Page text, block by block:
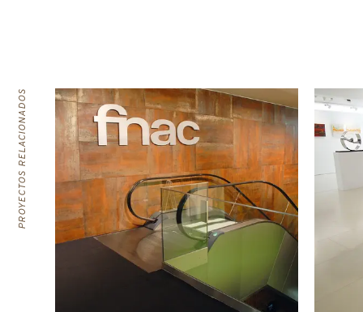
PROYECTOS RELACIONADOS